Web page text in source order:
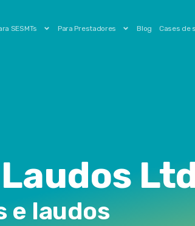
SESMTs Para Prestadores Blog Cases de
e laudos